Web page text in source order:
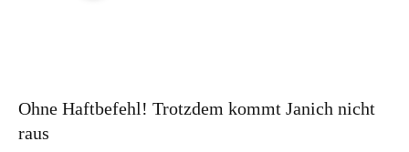
Ohne Haftbefehl! Trotzdem kommt Janich nicht
raus